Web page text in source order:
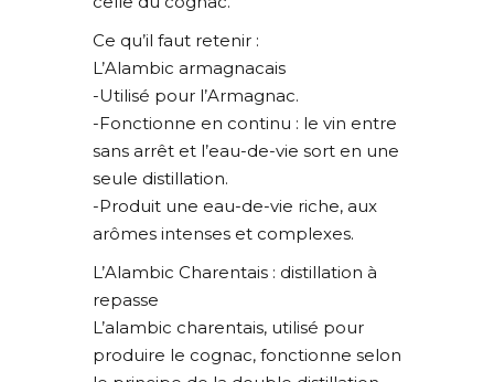
Ce qu’il faut retenir :
L’Alambic armagnacais
-Utilisé pour l’Armagnac.
-Fonctionne en continu : le vin entre
sans arrêt et l’eau-de-vie sort en une
seule distillation.
-Produit une eau-de-vie riche, aux
arômes intenses et complexes.
L’Alambic Charentais : distillation à
repasse
L’alambic charentais, utilisé pour
produire le cognac, fonctionne selon